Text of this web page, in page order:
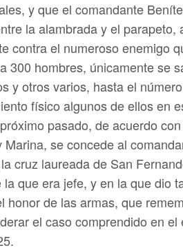
y que el comandante
la alambrada y el parapeto,
contra el numeroso enemigo
300 hombres, únicamente se
y otros varios, hasta el
físico algunos de ellos en
pasado, de acuerdo
se concede al
cruz laureada de San
que era jefe, y en la que dio
honor de las armas, que
el caso comprendido en